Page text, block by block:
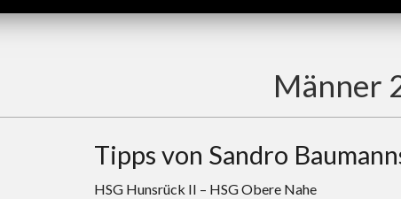
Männer
Tipps von Sandro
HSG Hunsrück II – HSG Obere Nahe